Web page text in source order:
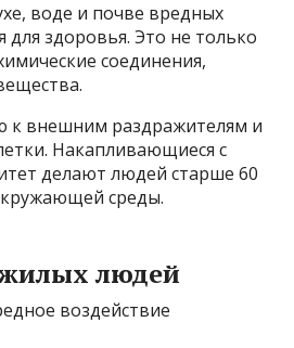
воде и почве вредных
здоровья. Это не только
соединения,
к внешним раздражителям и
Накапливающиеся с
делают людей старше 60
среды.
людей
воздействие